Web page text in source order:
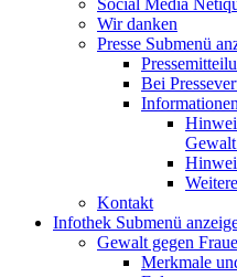
Social Media
Wir danken
Presse Submenü
Bei
Kontakt
Infothek Submenü
Gewalt gegen
Merkmale